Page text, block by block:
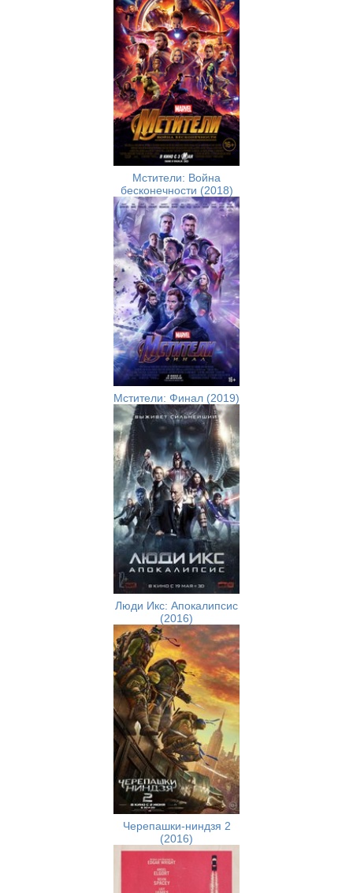
Мстители: Война
бесконечности (2018)
Мстители: Финал (2019)
Люди Икс: Апокалипсис
(2016)
Черепашки-ниндзя 2
(2016)